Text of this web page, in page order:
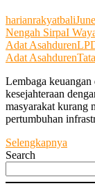
harianrakyatbali
Nengah SirpaI
Adat Asahduren
Adat Asahduren
Lembaga
kesejahteraan
masyarakat kurang
pertumbuhan
Selengkapnya
Search